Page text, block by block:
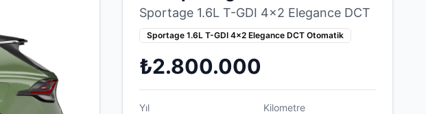
Sportage 1.6L T-GDI 4x2 Elegance DCT
Sportage 1.6L T-GDI 4x2 Elegance DCT Otomatik
₺2.800.000
Yıl Kilometre